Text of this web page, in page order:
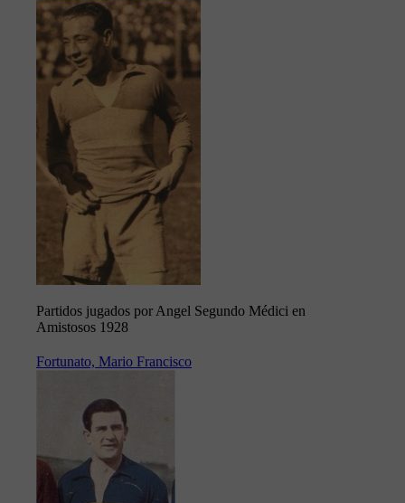
Partidos jugados por Angel Segundo Médici en
Amistosos 1928
Fortunato, Mario Francisco